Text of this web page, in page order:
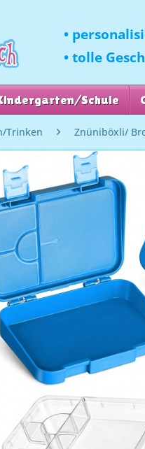
•
• tolle
Schule
Trinken Znüniböxli/